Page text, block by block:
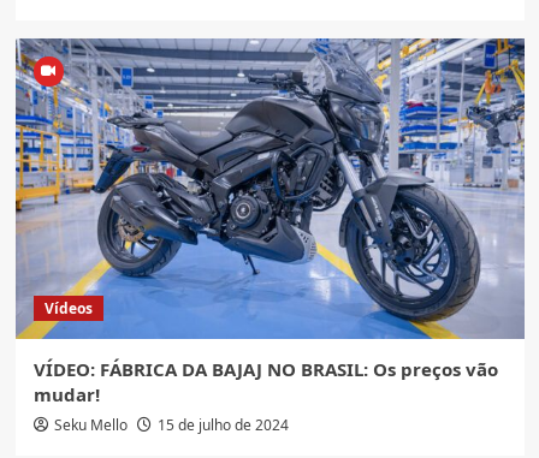
Vídeos
VÍDEO: FÁBRICA DA BAJAJ NO BRASIL: Os preços vão
mudar!
Seku Mello 15 de julho de 2024